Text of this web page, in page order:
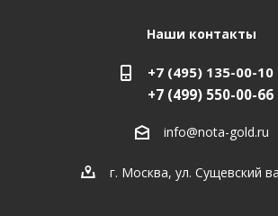
Наши контакты
+7 (495) 135-00-10
+7 (499) 550-00-66
info@nota-gold.ru
г. Москва, ул. Сущевский